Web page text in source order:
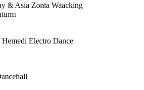
& Asia Zonta Waacking
Electro Dance